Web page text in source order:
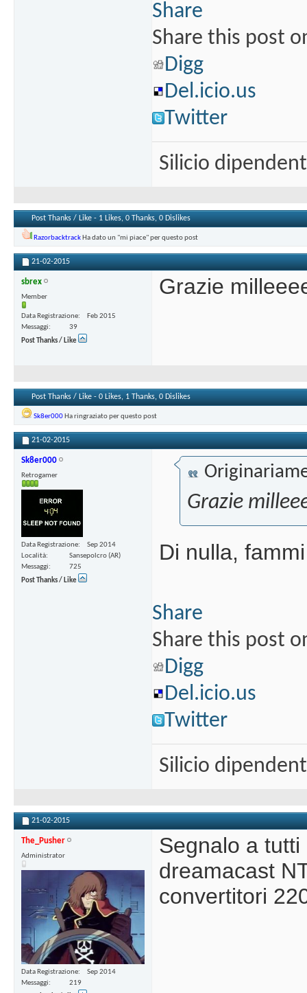
Share
Share this post
Digg
Del.icio.us
Twitter
Silicio
Post Thanks / Like - 1 Likes, 0 Thanks, 0 Dislikes
RazorbacktrackHa dato un "mi piace" per questo post
21-02-2015
sbrex
Member
Data Registrazione
Feb 2015
Messaggi
39
Post Thanks / Like
Grazie
Post Thanks / Like - 0 Likes, 1 Thanks, 0 Dislikes
Sk8er000Ha ringraziato per questo post
21-02-2015
Sk8er000
Retrogamer
Data Registrazione
Sep 2014
Località
Sansepolcro (AR)
Messaggi
725
Post Thanks / Like
Grazie
Di nulla,
Share
Share this post
Digg
Del.icio.us
Twitter
Silicio
21-02-2015
The_Pusher
Administrator
Data Registrazione
Sep 2014
Messaggi
219
Segnalo a
dreamacast
convertitori